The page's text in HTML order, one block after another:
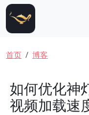
跳转到主要内容
面包屑
首页 博客
如何优化神
视频加载速